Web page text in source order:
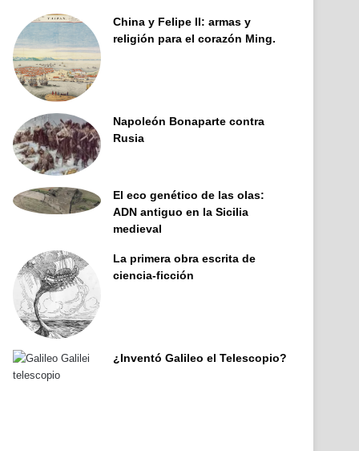
China y Felipe II: armas y
religión para el corazón Ming.
Napoleón Bonaparte contra
Rusia
El eco genético de las olas:
ADN antiguo en la Sicilia
medieval
La primera obra escrita de
ciencia-ficción
¿Inventó Galileo el Telescopio?